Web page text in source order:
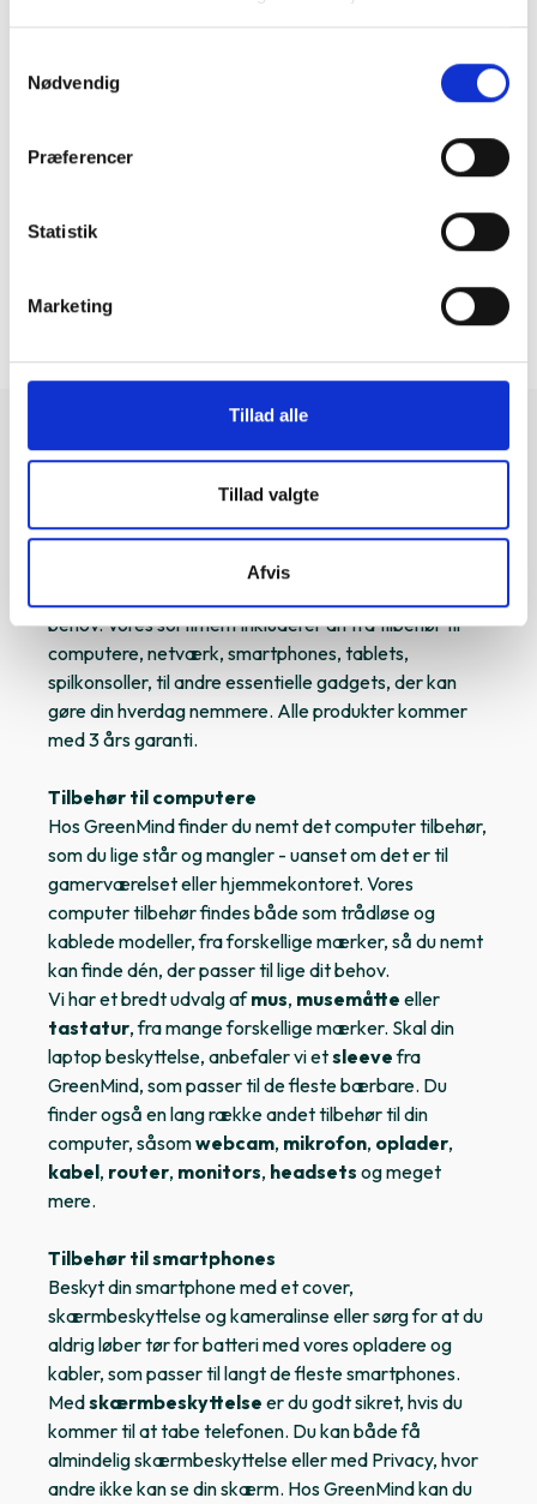
Nødvendig
Præferencer
Statistik
Marketing
Tillad alle
Tillad valgte
Afvis
18
Hos GreenMind finder du altid et omfattende udvalg
af billigt tilbehør til elektronik. Uanset om du er på
udkig efter en ny mus, oplader, router, tastatur,
behov. Vores sortiment inkluderer alt fra tilbehør til
computere, netværk, smartphones, tablets,
spilkonsoller, til andre essentielle gadgets, der kan
gøre din hverdag nemmere. Alle produkter kommer
med 3 års garanti.
Tilbehør til computere
Hos GreenMind finder du nemt det computer tilbehør,
som du lige står og mangler - uanset om det er til
gamerværelset eller hjemmekontoret. Vores
computer tilbehør findes både som trådløse og
kablede modeller, fra forskellige mærker, så du nemt
kan finde dén, der passer til lige dit behov.
Vi har et bredt udvalg afmus, musemåtte eller
tastatur, fra mange forskellige mærker. Skal din
laptop beskyttelse, anbefaler vi etsleevefra
GreenMind, som passer til de fleste bærbare. Du
finder også en lang række andet tilbehør til din
computer, såsomwebcam, mikrofon, oplader,
kabel, router, monitors, headsets og meget
mere.
Tilbehør til smartphones
Beskyt din smartphone med et cover,
skærmbeskyttelse og kameralinse eller sørg for at du
aldrig løber tør for batteri med vores opladere og
kabler, som passer til langt de fleste smartphones.
Medskærmbeskyttelse er du godt sikret, hvis du
kommer til at tabe telefonen. Du kan både få
almindelig skærmbeskyttelse eller med Privacy, hvor
andre ikke kan se din skærm. Hos GreenMind kan du